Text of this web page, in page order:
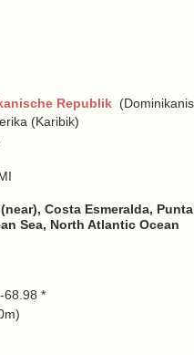
Republik
(Karibik)
Costa Esmeralda,
Sea, North Atlantic Ocean
68.98 *